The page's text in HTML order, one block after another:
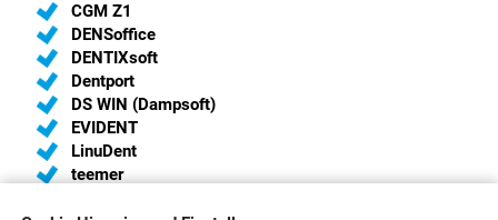
CGM Z1
DENSoffice
DENTIXsoft
Dentport
DS WIN (Dampsoft)
EVIDENT
LinuDent
teemer